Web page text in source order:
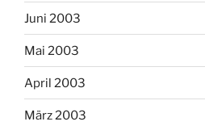
Juni 2003
Mai 2003
April 2003
März 2003